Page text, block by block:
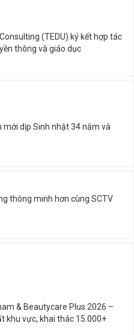
(TEDU) ký kết hợp tác
thông và giáo dục
mới dịp Sinh nhật 34 năm và
thông minh hơn cùng SCTV
& Beautycare Plus 2026 –
khu vực, khai thác 15.000+